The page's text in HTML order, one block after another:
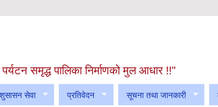
पर्यटन समृद्ध पालिका निर्माणको मुल आधार !!"
सेवा प्रतिवेदन सूचना तथा जानकारी